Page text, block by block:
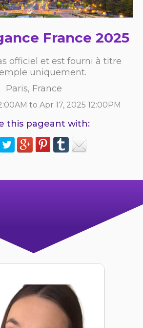
France 2025
officiel et est fourni à titre
uniquement.
Paris, France
to Apr 17, 2025 12:00PM
this pageant with: